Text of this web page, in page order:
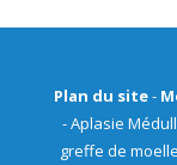
Plan du site-
- Aplasie
greffe de